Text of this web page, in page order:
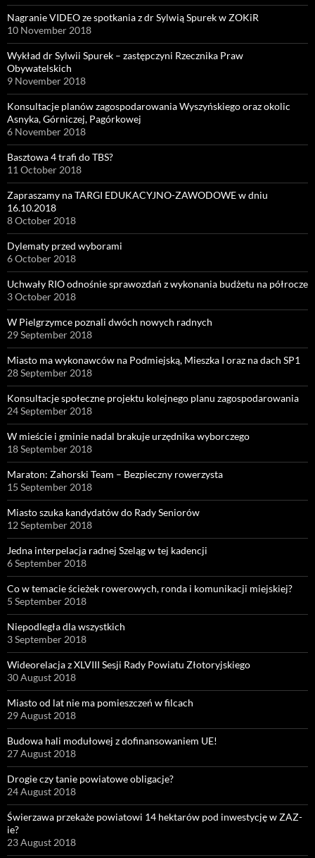
Nagranie VIDEO ze spotkania z dr Sylwią Spurek w ZOKiR
10 November 2018
Wykład dr Sylwii Spurek – zastępczyni Rzecznika Praw
Obywatelskich
9 November 2018
Konsultacje planów zagospodarowania Wyszyńskiego oraz okolic
Asnyka, Górniczej, Pagórkowej
6 November 2018
Basztowa 4 trafi do TBS?
11 October 2018
Zapraszamy na TARGI EDUKACYJNO-ZAWODOWE w dniu
16.10.2018
8 October 2018
Dylematy przed wyborami
6 October 2018
Uchwały RIO odnośnie sprawozdań z wykonania budżetu na półrocze
3 October 2018
W Pielgrzymce poznali dwóch nowych radnych
29 September 2018
Miasto ma wykonawców na Podmiejską, Mieszka I oraz na dach SP1
28 September 2018
Konsultacje społeczne projektu kolejnego planu zagospodarowania
24 September 2018
W mieście i gminie nadal brakuje urzędnika wyborczego
18 September 2018
Maraton: Zahorski Team – Bezpieczny rowerzysta
15 September 2018
Miasto szuka kandydatów do Rady Seniorów
12 September 2018
Jedna interpelacja radnej Szeląg w tej kadencji
6 September 2018
Co w temacie ścieżek rowerowych, ronda i komunikacji miejskiej?
5 September 2018
Niepodległa dla wszystkich
3 September 2018
Wideorelacja z XLVIII Sesji Rady Powiatu Złotoryjskiego
30 August 2018
Miasto od lat nie ma pomieszczeń w filcach
29 August 2018
Budowa hali modułowej z dofinansowaniem UE!
27 August 2018
Drogie czy tanie powiatowe obligacje?
24 August 2018
Świerzawa przekaże powiatowi 14 hektarów pod inwestycję w ZAZ-
ie?
23 August 2018